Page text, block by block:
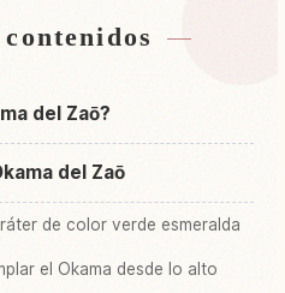
de Zao Okama Crater
Zao Okama Crater
del Zaō?
del Zaō
de color verde esmeralda
el Okama desde lo alto